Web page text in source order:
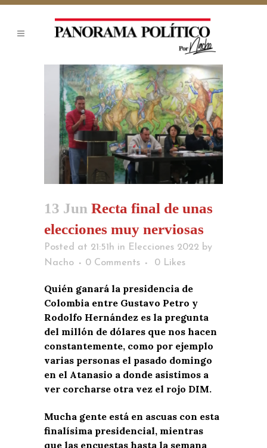
13 Jun Recta final de unas
elecciones muy nerviosas
Posted at 21:51h in Elecciones 2022 by
Nacho
0 Comments 0 Likes
Quién ganará la presidencia de
Colombia entre Gustavo Petro y
Rodolfo Hernández es la pregunta
del millón de dólares que nos hacen
constantemente, como por ejemplo
varias personas el pasado domingo
en el Atanasio a donde asistimos a
ver corcharse otra vez el rojo DIM.
Mucha gente está en ascuas con esta
finalísima presidencial, mientras
que las encuestas hasta la semana